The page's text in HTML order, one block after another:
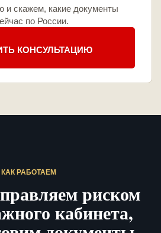
и скажем, какие документы
по России.
КОНСУЛЬТАЦИЮ
КАК РАБОТАЕМ
риском
кабинета,